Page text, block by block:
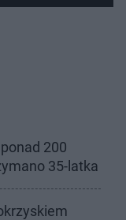
200
35-latka